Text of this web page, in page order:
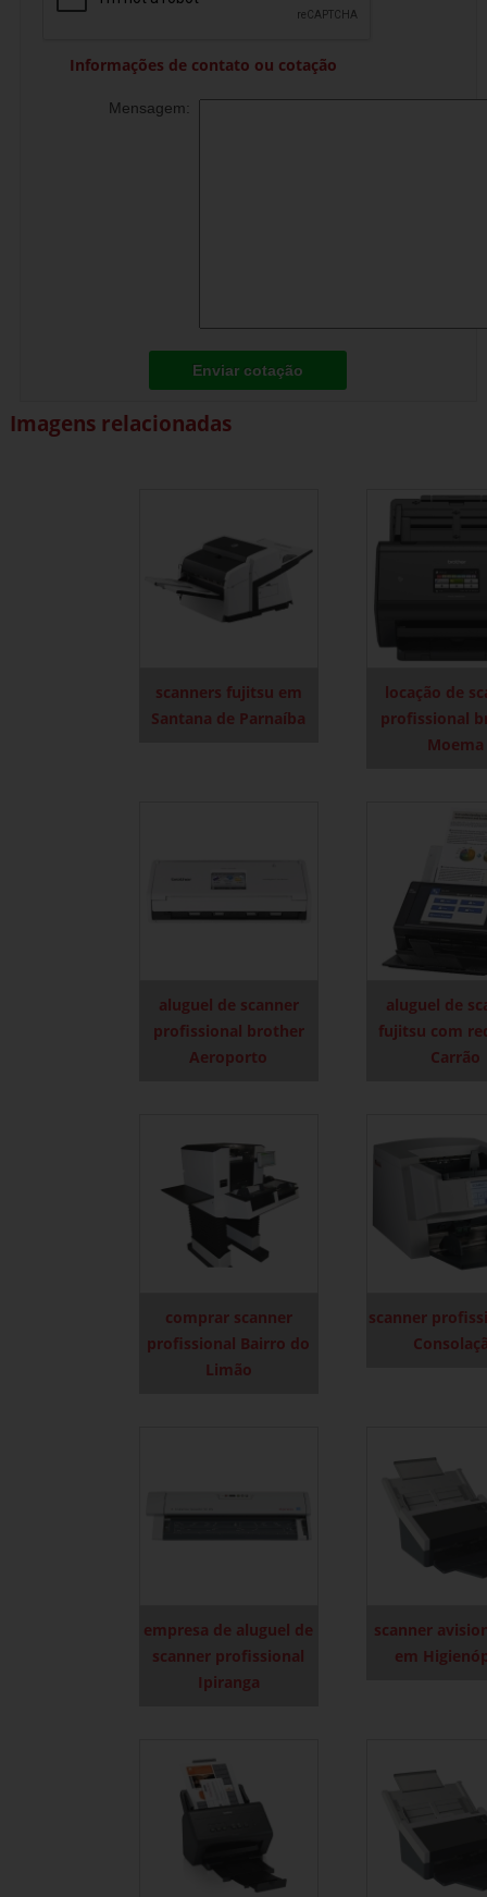
Informações de contato ou cotação
Mensagem:
Enviar cotação
Imagens relacionadas
scanners fujitsu em
Santana de Parnaíba
locação de
profissional
Moema
aluguel de scanner
profissional brother
Aeroporto
aluguel de
fujitsu com
Carrão
comprar scanner
profissional Bairro do
Limão
scanner
empresa de aluguel de
scanner profissional
Ipiranga
scanner
em